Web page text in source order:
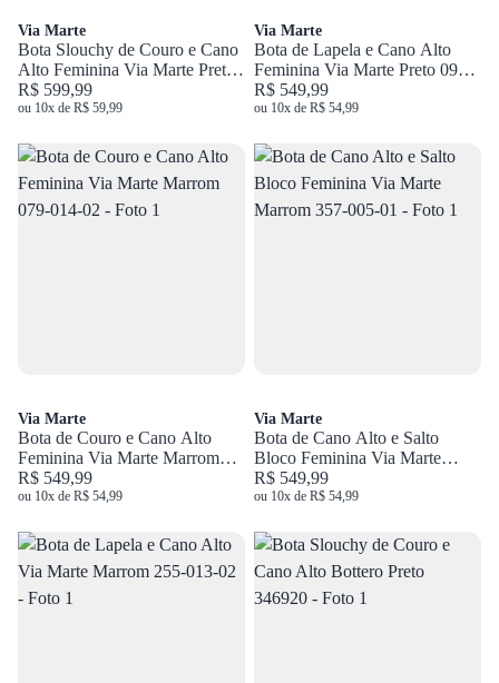
Via Marte
Bota Slouchy de Couro e Cano
Alto Feminina Via Marte Preto
345-009-01
R$ 599,99
ou 10x de R$ 59,99
Via Marte
Bota de Lapela e Cano Alto
Feminina Via Marte Preto 091-
025-01
R$ 549,99
ou 10x de R$ 54,99
Via Marte
Bota de Couro e Cano Alto
Feminina Via Marte Marrom
079-014-02
R$ 549,99
ou 10x de R$ 54,99
Via Marte
Bota de Cano Alto e Salto
Bloco Feminina Via Marte
Marrom 357-005-01
R$ 549,99
ou 10x de R$ 54,99